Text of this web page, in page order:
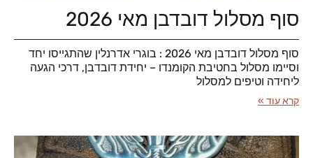
סוף מסלול דובדבן מאי 2026
סוף מסלול דובדבן מאי 2026 : בוגרי אדרנלין שהתגייסו יחד
וסיימו מסלול בחטיבת הקומנדו – יחידת דובדבן, דרכי הגעה
ליחידה וטיפים למסלול
קרא עוד »